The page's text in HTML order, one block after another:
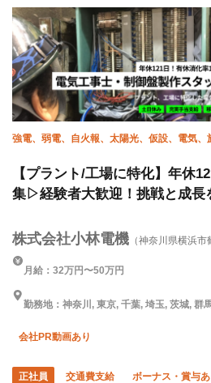
年末年始休暇 車・バイク通勤OK
強電、弱電、自火報、太陽光、仮設、電気
【プラント/工場に特化】年休
集▷経験者大歓迎！挑戦と成長
株式会社小林電機 （神奈川県横浜市
月給：32万円〜50万円
勤務地：神奈川, 東京, 千葉, 埼玉, 茨城, 群
会社PR動画あり
正社員 交通費支給 ボーナス・賞与あ